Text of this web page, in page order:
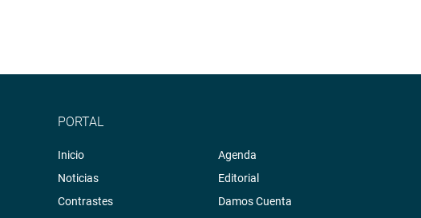
PORTAL
Inicio
Noticias
Contrastes
Agenda
Editorial
Damos Cuenta